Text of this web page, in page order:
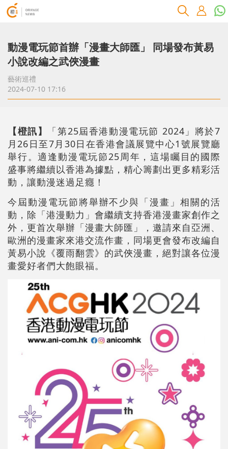
動漫電玩節首辦「漫畫大師匯」 同場發布黃易
小說改編之武俠漫畫
藝術巡禮
2024-07-10 17:16
【橙訊】
「第25屆香港動漫電玩節 2024」將於7
月26日至7月30日在香港會議展覽中心1號展覽廳
舉行。適逢動漫電玩節25周年，這場矚目的國際
盛事將繼續以香港為據點，精心籌劃出更多精彩活
動，讓動漫迷過足癮！
今屆動漫電玩節將舉辦不少與「漫畫」相關的活
動，除「港漫動力」會繼續支持香港漫畫家創作之
外，更首次舉辦「漫畫大師匯」，邀請來自亞洲、
歐洲的漫畫家來港交流作畫，同場更會發布改編自
黃易小說《覆雨翻雲》的武俠漫畫，絕對讓各位漫
畫愛好者們大飽眼福。